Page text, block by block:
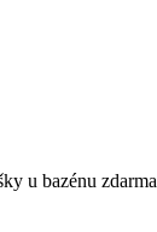
u bazénu zdarma